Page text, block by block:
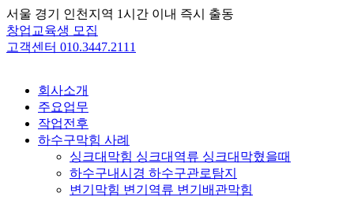
Skip
to
content
서울 경기 인천지역 1시간 이내 즉시 출동
창업교육생 모집
고객센터 010.3447.2111
회사소개
주요업무
작업전후
하수구막힘 사례
싱크대막힘 싱크대역류 싱크대막혔을때
하수구내시경 하수구관로탐지
변기막힘 변기역류 변기배관막힘